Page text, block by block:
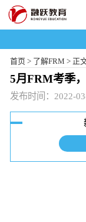
首页> 了解FRM > 正
5月FRM考季
发布时间：2022-